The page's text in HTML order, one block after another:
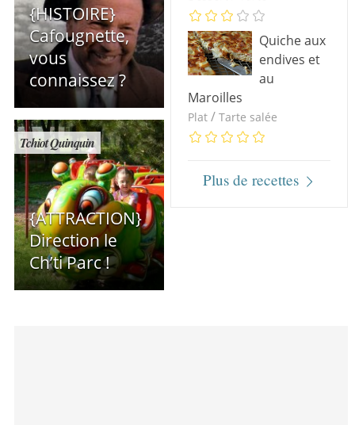
{HISTOIRE}
Cafougnette,
vous
connaissez ?
Tchiot Quinquin
{ATTRACTION}
Direction le
Ch’ti Parc !
Quiche aux
endives et
au
Maroilles
Plat/ Tarte salée
Plus de recettes